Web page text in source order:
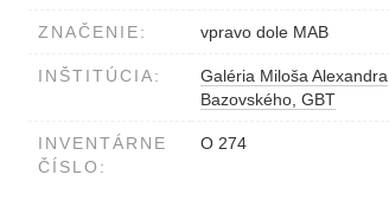
ZNAČENIE: vpravo dole MAB
INŠTITÚCIA:
Galéria Miloša Alexandra
Bazovského, GBT
INVENTÁRNE
ČÍSLO:
O 274